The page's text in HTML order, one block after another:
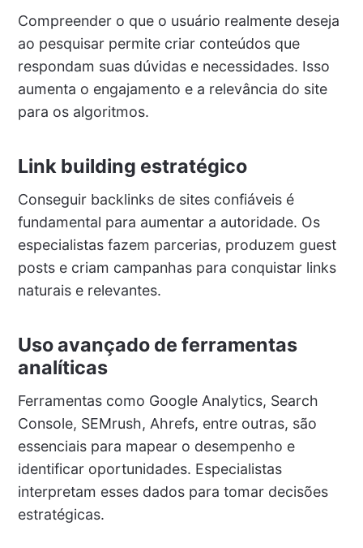
Compreender o que o usuário realmente deseja
ao pesquisar permite criar conteúdos que
respondam suas dúvidas e necessidades. Isso
aumenta o engajamento e a relevância do site
para os algoritmos.
Link building estratégico
Conseguir backlinks de sites confiáveis é
fundamental para aumentar a autoridade. Os
especialistas fazem parcerias, produzem guest
posts e criam campanhas para conquistar links
naturais e relevantes.
Uso avançado de ferramentas
analíticas
Ferramentas como Google Analytics, Search
Console, SEMrush, Ahrefs, entre outras, são
essenciais para mapear o desempenho e
identificar oportunidades. Especialistas
interpretam esses dados para tomar decisões
estratégicas.